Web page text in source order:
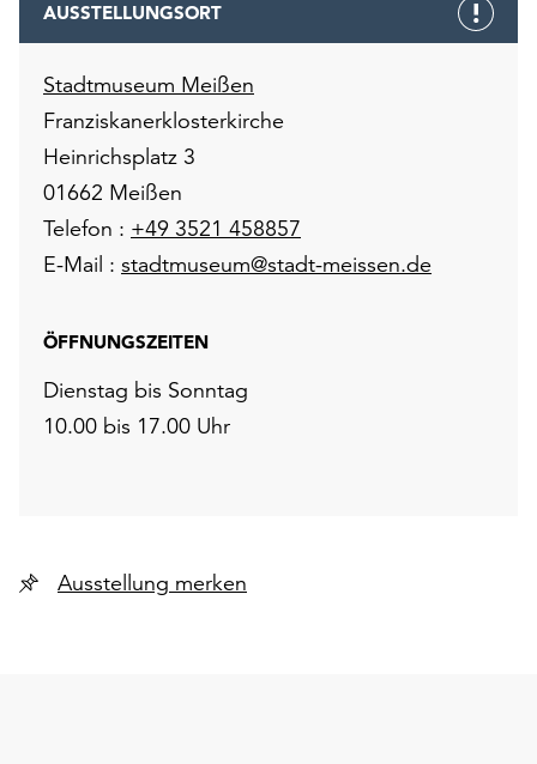
AUSSTELLUNGSORT
Stadtmuseum Meißen
Franziskanerklosterkirche
Heinrichsplatz 3
01662 Meißen
Telefon : +49 3521 458857
E-Mail : stadtmuseum@stadt-meissen.de
ÖFFNUNGSZEITEN
Dienstag bis Sonntag
10.00 bis 17.00 Uhr
Ausstellung merken